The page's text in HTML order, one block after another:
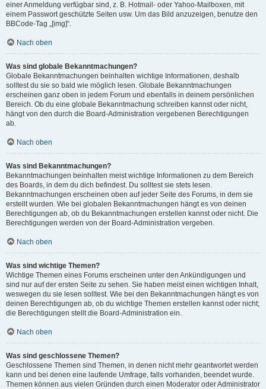
einer Anmeldung verfügbar sind, z. B. Hotmail- oder Yahoo-Mailboxen, mit
einem Passwort geschützte Seiten usw. Um das Bild anzuzeigen, benutze den
BBCode-Tag „[img]“.
Nach oben
Was sind globale Bekanntmachungen?
Globale Bekanntmachungen beinhalten wichtige Informationen, deshalb
solltest du sie so bald wie möglich lesen. Globale Bekanntmachungen
erscheinen ganz oben in jedem Forum und ebenfalls in deinem persönlichen
Bereich. Ob du eine globale Bekanntmachung schreiben kannst oder nicht,
hängt von den durch die Board-Administration vergebenen Berechtigungen
ab.
Nach oben
Was sind Bekanntmachungen?
Bekanntmachungen beinhalten meist wichtige Informationen zu dem Bereich
des Boards, in dem du dich befindest. Du solltest sie stets lesen.
Bekanntmachungen erscheinen oben auf jeder Seite des Forums, in dem sie
erstellt wurden. Wie bei globalen Bekanntmachungen hängt es von deinen
Berechtigungen ab, ob du Bekanntmachungen erstellen kannst oder nicht. Die
Berechtigungen werden von der Board-Administration vergeben.
Nach oben
Was sind wichtige Themen?
Wichtige Themen eines Forums erscheinen unter den Ankündigungen und
sind nur auf der ersten Seite zu sehen. Sie haben meist einen wichtigen Inhalt,
weswegen du sie lesen solltest. Wie bei den Bekanntmachungen hängt es von
deinen Berechtigungen ab, ob du wichtige Themen erstellen kannst oder nicht;
die Berechtigungen stellt die Board-Administration ein.
Nach oben
Was sind geschlossene Themen?
Geschlossene Themen sind Themen, in denen nicht mehr geantwortet werden
kann und bei denen eine laufende Umfrage, falls vorhanden, beendet wurde.
Themen können aus vielen Gründen durch einen Moderator oder Administrator